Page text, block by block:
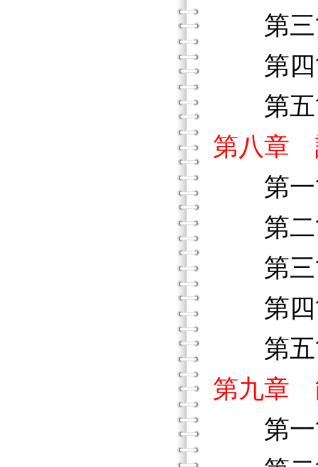
第三
第四
第五
第八章
第一
第二
第三
第四
第五
第九章
第一